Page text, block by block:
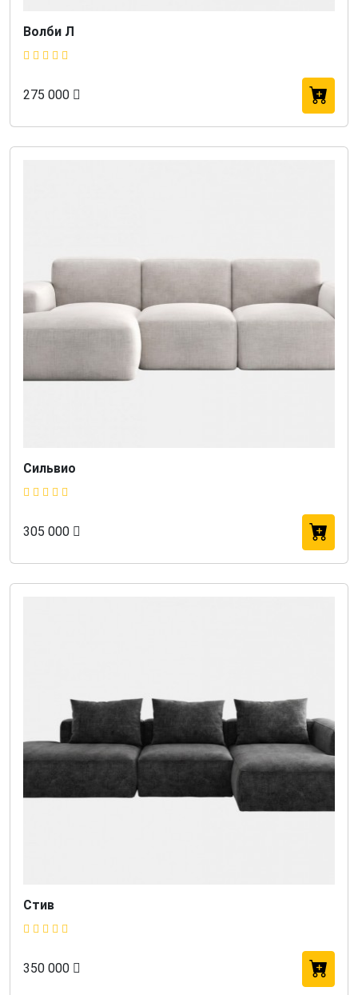
Волби Л
275 000
Сильвио
305 000
Стив
350 000